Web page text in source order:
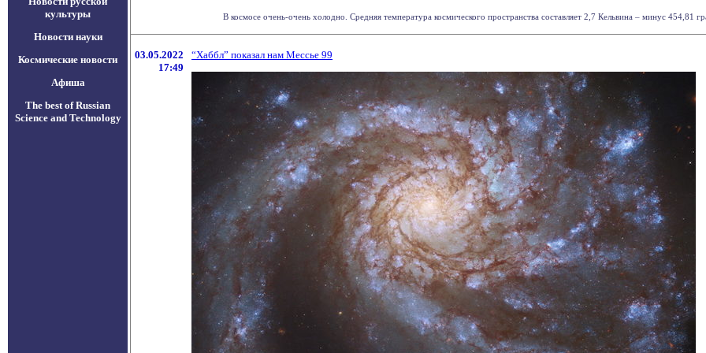
культуры
Новости науки
Космические новости
Афиша
The best of Russian
Science and Technology
В космосе очень-очень холодно. Средняя температура космического пространства составляет 2,7 Кельвина – минус 454,81
03.05.2022
17:49
“Хаббл” показал нам Мессье 99